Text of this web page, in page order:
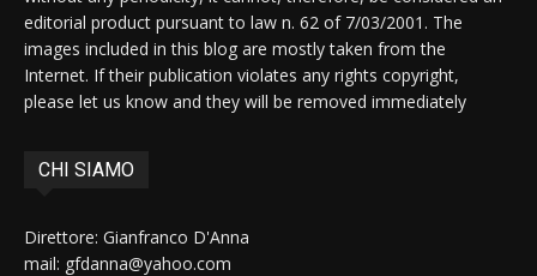
editorial product pursuant to law n. 62 of 7/03/2001. The
images included in this blog are mostly taken from the
Internet. If their publication violates any rights copyright,
please let us know and they will be removed immediately
CHI SIAMO
Direttore: Gianfranco D'Anna
mail: gfdanna@yahoo.com